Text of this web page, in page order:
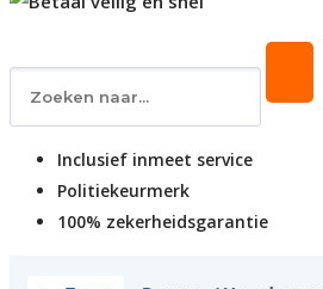
Inclusief inmeet service
Politiekeurmerk
100% zekerheidsgarantie